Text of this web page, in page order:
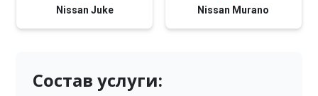
Nissan Juke Nissan Murano
Состав услуги: